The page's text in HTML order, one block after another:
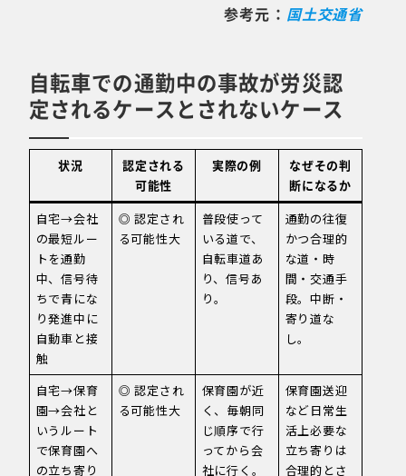
参考元： 国土交通省
自転車での通勤中の事故が労災認
定されるケースとされないケース
状況
認定される
可能性
実際の例
なぜその判
断になるか
自宅→会社
の最短ルー
トを通勤
中、信号待
ちで青にな
り発進中に
自動車と接
触
◎ 認定され
る可能性大
普段使って
いる道で、
自転車道あ
り、信号あ
り。
通勤の往復
かつ合理的
な道・時
間・交通手
段。中断・
寄り道な
し。
自宅→保育
園→会社と
いうルート
で保育園へ
の立ち寄り
◎ 認定され
る可能性大
保育園が近
く、毎朝同
じ順序で行
ってから会
社に行く。
保育園送迎
など日常生
活上必要な
立ち寄りは
合理的とさ